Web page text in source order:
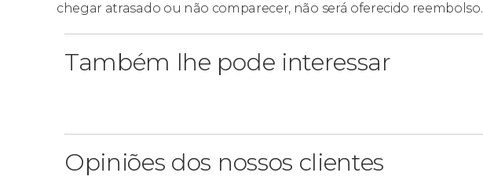
chegar atrasado ou não comparecer, não será oferecido reembolso.
Também lhe pode interessar
Opiniões dos nossos clientes